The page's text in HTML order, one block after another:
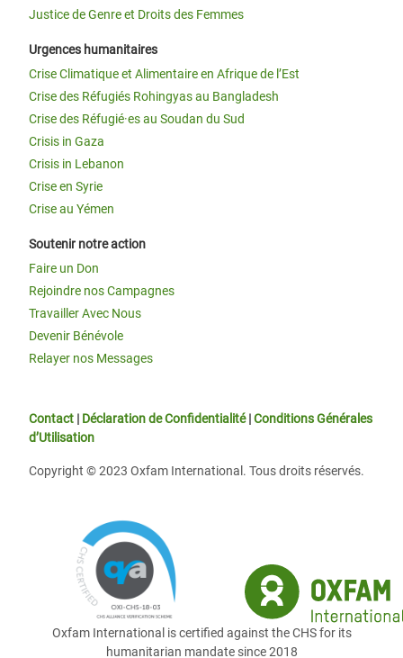
Justice de Genre et Droits des Femmes
Urgences humanitaires
Crise Climatique et Alimentaire en Afrique de l’Est
Crise des Réfugiés Rohingyas au Bangladesh
Crise des Réfugié·es au Soudan du Sud
Crisis in Gaza
Crisis in Lebanon
Crise en Syrie
Crise au Yémen
Soutenir notre action
Faire un Don
Rejoindre nos Campagnes
Travailler Avec Nous
Devenir Bénévole
Relayer nos Messages
Contact | Déclaration de Confidentialité|Conditions Générales
d’Utilisation
Copyright © 2023 Oxfam International. Tous droits réservés.
Oxfam International is certified against the CHS for its
humanitarian mandate since 2018